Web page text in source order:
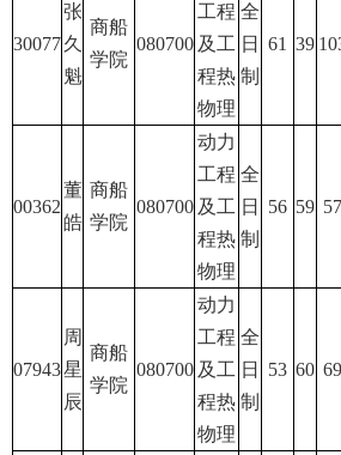
30077
张
久
魁
商船
学院
080700
工程
及工
程热
物理
全
日
制
61 39
00362
董
皓
商船
学院
080700
动力
工程
及工
程热
物理
全
日
制
56 59 57
07943
周
星
辰
商船
学院
080700
动力
工程
及工
程热
物理
全
日
制
53 60 69